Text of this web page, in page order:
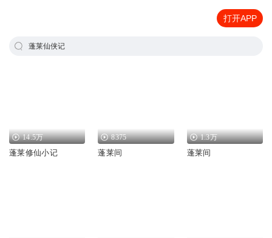
打开APP
蓬莱仙侠记
14.5万
蓬莱修仙小记
8375
蓬莱间
1.3万
蓬莱间